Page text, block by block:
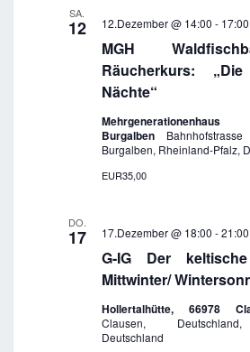
SA.
12
MGH
Räucherkurs:
Nächte“
12.Dezember @ 14:00 - 17:00
Burgalben
Burgalben, Rheinland-Pfalz,
EUR35,00
DO.
17
G-IG Der
Mittwinter/
17.Dezember @ 18:00 -21:00
Hollertalhütte, 66978
Clausen,
Deutschland